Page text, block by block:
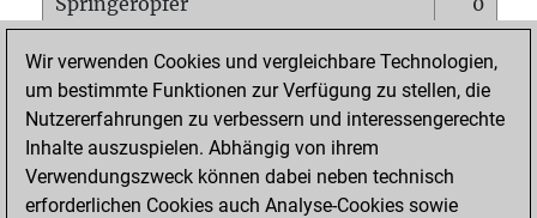
Matt auf vollem Brett
0
Bauer setzt Matt
0
Erstickte Matts
Unterverwandlungen
Wir verwenden Cookies und vergleichbare Technologien,
um bestimmte Funktionen zur Verfügung zu stellen, die
Nutzererfahrungen zu verbessern und interessengerechte
Inhalte auszuspielen. Abhängig von ihrem
Verwendungszweck können dabei neben technisch
erforderlichen Cookies auch Analyse-Cookies sowie